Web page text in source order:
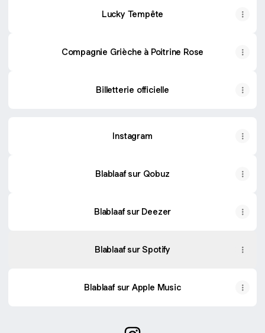
Lucky Tempête
Compagnie Grièche à Poitrine Rose
Billetterie officielle
Instagram
Blablaaf sur Qobuz
Blablaaf sur Deezer
Blablaaf sur Spotify
Blablaaf sur Apple Music